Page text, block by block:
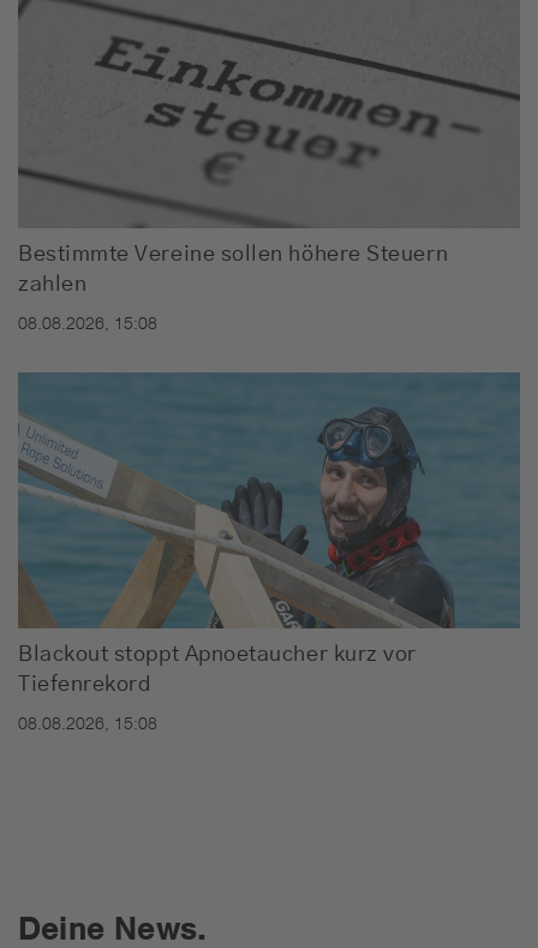
Bestimmte Vereine sollen höhere Steuern
zahlen
08.08.2026, 15:08
Blackout stoppt Apnoetaucher kurz vor
Tiefenrekord
08.08.2026, 15:08
Deine News.